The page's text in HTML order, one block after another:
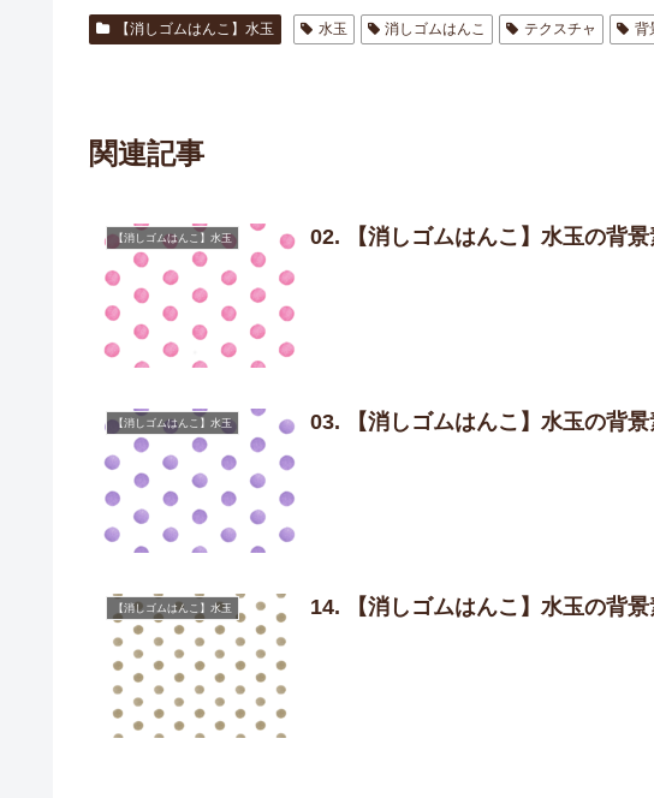
【消しゴムはんこ】水玉 水玉 消しゴムはんこ テクスチャ 背
関連記事
【消しゴムはんこ】水玉 02. 【消しゴムはんこ】水玉の背景
【消しゴムはんこ】水玉 03. 【消しゴムはんこ】水玉の背景
【消しゴムはんこ】水玉 14. 【消しゴムはんこ】水玉の背景